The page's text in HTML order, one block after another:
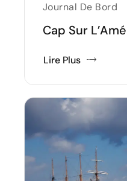
Journal De Bord
Cap Sur
Lire Plus